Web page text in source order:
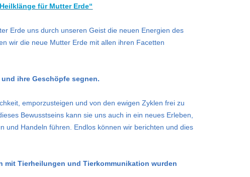
für Mutter Erde“
Erde uns durch unseren Geist die neuen Energien des
wir die neue Mutter Erde mit allen ihren Facetten
und ihre Geschöpfe segnen.
emporzusteigen und von den ewigen Zyklen frei zu
Bewusstseins kann sie uns auch in ein neues Erleben,
und Handeln führen. Endlos können wir berichten und dies
mit Tierheilungen und Tierkommunikation wurden